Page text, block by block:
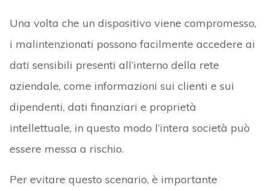
Una volta che un dispositivo viene compromesso,
i malintenzionati possono facilmente accedere ai
dati sensibili presenti all’interno della rete
aziendale, come informazioni sui clienti e sui
dipendenti, dati finanziari e proprietà
intellettuale, in questo modo l’intera società può
essere messa a rischio.
Per evitare questo scenario, è importante